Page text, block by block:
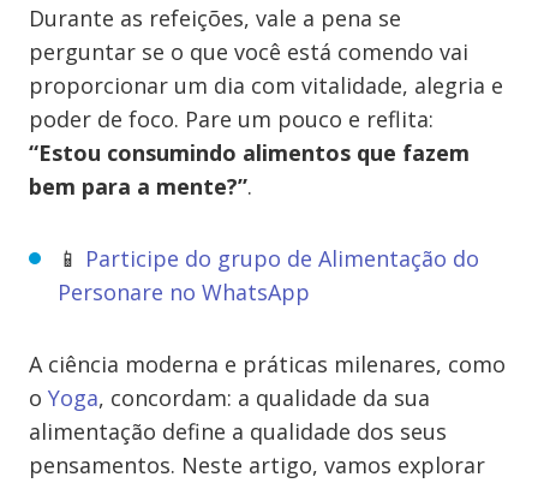
Durante as refeições, vale a pena se
perguntar se o que você está comendo vai
proporcionar um dia com vitalidade, alegria e
poder de foco. Pare um pouco e reflita:
“Estou consumindo alimentos que fazem
bem para a mente?”.
📱 Participe do grupo de Alimentação do
Personare no WhatsApp
A ciência moderna e práticas milenares, como
o Yoga, concordam: a qualidade da sua
alimentação define a qualidade dos seus
pensamentos. Neste artigo, vamos explorar